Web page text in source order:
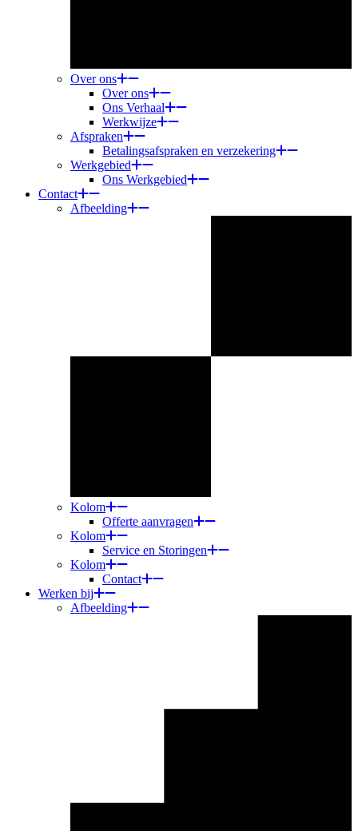
Over ons
Over ons
Ons Verhaal
Werkwijze
Afspraken
Betalingsafspraken en verzekering
Werkgebied
Ons Werkgebied
Contact
Afbeelding
Kolom
Offerte aanvragen
Kolom
Service en Storingen
Kolom
Contact
Werken bij
Afbeelding